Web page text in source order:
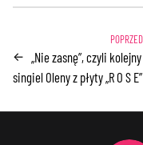
←
„Nie zasnę”, czyli kolejny
singiel Oleny z płyty „R O S E”